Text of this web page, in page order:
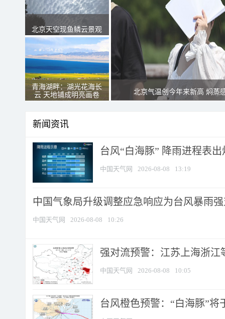
北京天空现鱼鳞云景观
青海湖畔：湖光花海长
云 天地铺成明亮画卷
北京气温创今年来新高 焖蒸
新闻资讯
台风“白海豚” 降雨进程表
中国天气网 2026-08-08 13:19
中国气象局升级调整应急响应为台风暴雨
中国天气网 2026-08-08 10:26
强对流预警：江苏上海浙江
中国天气网 2026-08-08 10:05
台风橙色预警：“白海豚”将